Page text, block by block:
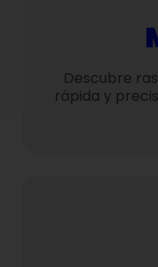
Descubre
rápida y